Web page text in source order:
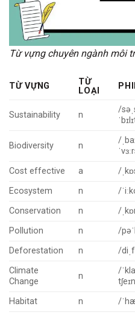
Từ vựng chuyên ngành môi
TỪ VỰNG
TỪ
LOẠI
Sustainability n
/
Biodiversity n
/
Cost effective a /
Ecosystem
n /
Conservation
n /
Pollution
n /
Deforestation
n /
Climate
Change
n
/
Habitat n /